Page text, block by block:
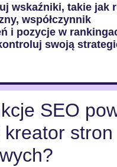
wskaźniki, takie jak
współczynnik
i pozycje w
swoją
SEO
stron